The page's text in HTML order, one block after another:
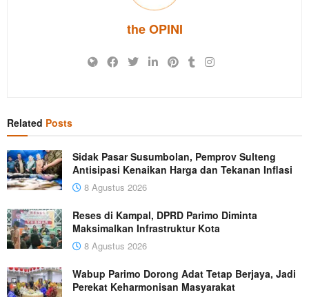
the OPINI
Related Posts
Sidak Pasar Susumbolan, Pemprov Sulteng
Antisipasi Kenaikan Harga dan Tekanan Inflasi
8 Agustus 2026
Reses di Kampal, DPRD Parimo Diminta
Maksimalkan Infrastruktur Kota
8 Agustus 2026
Wabup Parimo Dorong Adat Tetap Berjaya, Jadi
Perekat Keharmonisan Masyarakat